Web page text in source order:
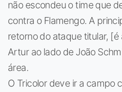
não escondeu o time que
contra o Flamengo. A
retorno do ataque titular,
Artur ao lado de João
área.
O Tricolor deve ir a campo